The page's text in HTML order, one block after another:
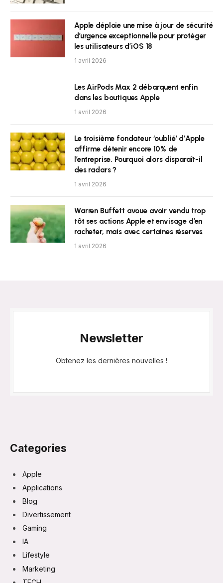
Apple déploie une mise à jour de sécurité
d’urgence exceptionnelle pour protéger
les utilisateurs d’iOS 18
1 avril 2026
Les AirPods Max 2 débarquent enfin
dans les boutiques Apple
1 avril 2026
Le troisième fondateur ‘oublié’ d’Apple
affirme détenir encore 10% de
l’entreprise. Pourquoi alors disparaît-il
des radars ?
1 avril 2026
Warren Buffett avoue avoir vendu trop
tôt ses actions Apple et envisage d’en
racheter, mais avec certaines réserves
1 avril 2026
Newsletter
Obtenez les dernières nouvelles !
Categories
Apple
Applications
Blog
Divertissement
Gaming
IA
Lifestyle
Marketing